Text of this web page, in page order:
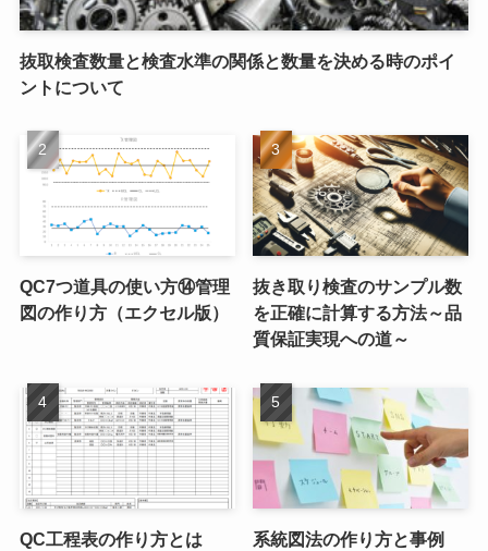
抜取検査数量と検査水準の関係と数量を決める時のポイ
ントについて
QC7つ道具の使い方⑭管理
図の作り方（エクセル版）
抜き取り検査のサンプル数
を正確に計算する方法～品
質保証実現への道～
QC工程表の作り方とは
系統図法の作り方と事例